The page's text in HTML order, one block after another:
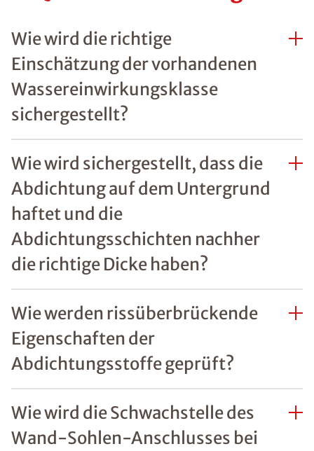
Wie wird die richtige
Einschätzung der vorhandenen
Wassereinwirkungsklasse
sichergestellt?
Wie wird sichergestellt, dass die
Abdichtung auf dem Untergrund
haftet und die
Abdichtungsschichten nachher
die richtige Dicke haben?
Wie werden rissüberbrückende
Eigenschaften der
Abdichtungsstoffe geprüft?
Wie wird die Schwachstelle des
Wand-Sohlen-Anschlusses bei